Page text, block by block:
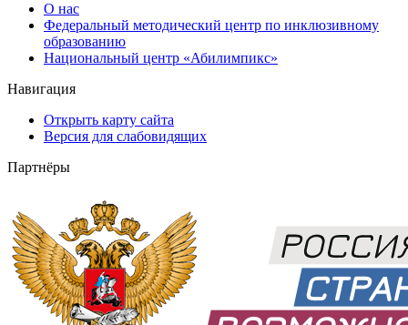
О нас
Федеральный методический центр по инклюзивному
образованию
Национальный центр «Абилимпикс»
Навигация
Открыть карту сайта
Версия для слабовидящих
Партнёры